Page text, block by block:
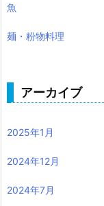
魚
麺・粉物料理
アーカイブ
2025年1月
2024年12月
2024年7月